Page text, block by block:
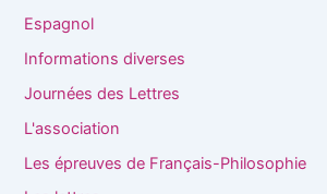
Espagnol
Informations diverses
Journées des Lettres
L'association
Les épreuves de Français-Philosophie